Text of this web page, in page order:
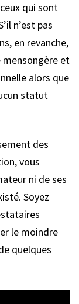
qui sont
n’est pas
en revanche,
et
alors que
statut
des
vous
ni de ses
Soyez
le moindre
quelques